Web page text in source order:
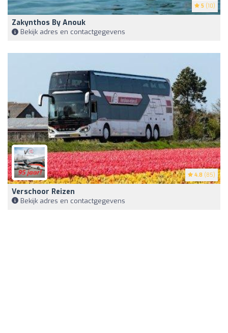
5 (10)
Zakynthos By Anouk
Bekijk adres en contactgegevens
4.8 (85)
Verschoor Reizen
Bekijk adres en contactgegevens